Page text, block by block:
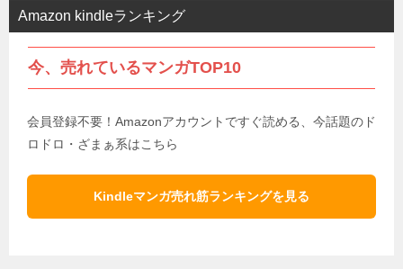
シ
Amazon kindleランキング
今、売れているマンガTOP10
会員登録不要！Amazonアカウントですぐ読める、今話題のド
ロドロ・ざまぁ系はこちら
Kindleマンガ売れ筋ランキングを見る